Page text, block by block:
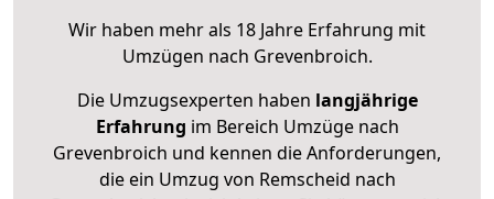
Wir haben mehr als 18 Jahre Erfahrung mit
Umzügen nach Grevenbroich.
Die Umzugsexperten haben langjährige
Erfahrung im Bereich Umzüge nach
Grevenbroich und kennen die Anforderungen,
die ein Umzug von Remscheid nach